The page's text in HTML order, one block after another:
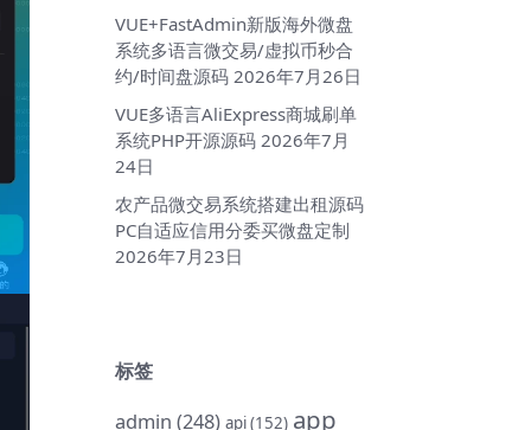
VUE+FastAdmin新版海外微盘
系统多语言微交易/虚拟币秒合
约/时间盘源码 2026年7月26日
VUE多语言AliExpress商城刷单
系统PHP开源源码 2026年7月
24日
农产品微交易系统搭建出租源码
PC自适应信用分委买微盘定制
2026年7月23日
标签
admin (248) api(152) app